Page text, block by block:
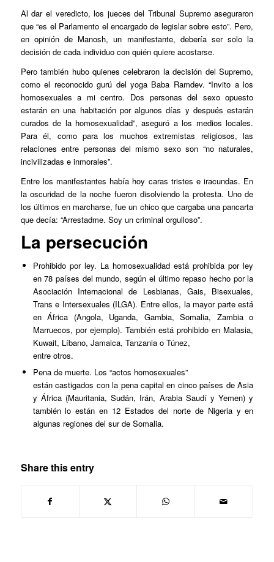
Al dar el veredicto, los jueces del Tribunal Supremo aseguraron
que “es el Parlamento el encargado de legislar sobre esto”. Pero,
en opinión de Manosh, un manifestante, debería ser solo la
decisión de cada individuo con quién quiere acostarse.
Pero también hubo quienes celebraron la decisión del Supremo,
como el reconocido gurú del yoga Baba Ramdev. “Invito a los
homosexuales a mi centro. Dos personas del sexo opuesto
estarán en una habitación por algunos días y después estarán
curados de la homosexualidad”, aseguró a los medios locales.
Para él, como para los muchos extremistas religiosos, las
relaciones entre personas del mismo sexo son “no naturales,
incivilizadas e inmorales”.
Entre los manifestantes había hoy caras tristes e iracundas. En
la oscuridad de la noche fueron disolviendo la protesta. Uno de
los últimos en marcharse, fue un chico que cargaba una pancarta
que decía: “Arrestadme. Soy un criminal orgulloso”.
La persecución
Prohibido por ley. La homosexualidad está prohibida por ley
en 78 países del mundo, según el último repaso hecho por la
Asociación Internacional de Lesbianas, Gais, Bisexuales,
Trans e Intersexuales (ILGA). Entre ellos, la mayor parte está
en África (Angola, Uganda, Gambia, Somalia, Zambia o
Marruecos, por ejemplo). También está prohibido en Malasia,
Kuwait, Líbano, Jamaica, Tanzania o Túnez,
entre otros.
Pena de muerte. Los “actos homosexuales”
están castigados con la pena capital en cinco países de Asia
y África (Mauritania, Sudán, Irán, Arabia Saudí y Yemen) y
también lo están en 12 Estados del norte de Nigeria y en
algunas regiones del sur de Somalia.
Share this entry